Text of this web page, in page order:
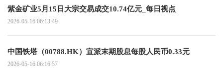
紫金矿业5月15日大宗交易成交10.74亿元_每日视点
2026-05-16 06:13:49
中国铁塔（00788.HK）宣派末期股息每股人民币0.33元
2026-05-16 06:16:57